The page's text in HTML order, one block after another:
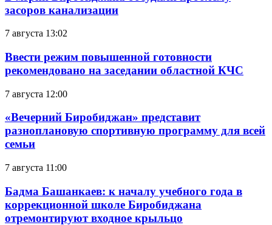
засоров канализации
7 августа 13:02
Ввести режим повышенной готовности
рекомендовано на заседании областной КЧС
7 августа 12:00
«Вечерний Биробиджан» представит
разноплановую спортивную программу для всей
семьи
7 августа 11:00
Бадма Башанкаев: к началу учебного года в
коррекционной школе Биробиджана
отремонтируют входное крыльцо